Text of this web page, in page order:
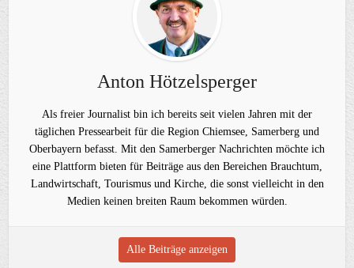
Anton Hötzelsperger
Als freier Journalist bin ich bereits seit vielen Jahren mit der
täglichen Pressearbeit für die Region Chiemsee, Samerberg und
Oberbayern befasst. Mit den Samerberger Nachrichten möchte ich
eine Plattform bieten für Beiträge aus den Bereichen Brauchtum,
Landwirtschaft, Tourismus und Kirche, die sonst vielleicht in den
Medien keinen breiten Raum bekommen würden.
Alle Beiträge anzeigen